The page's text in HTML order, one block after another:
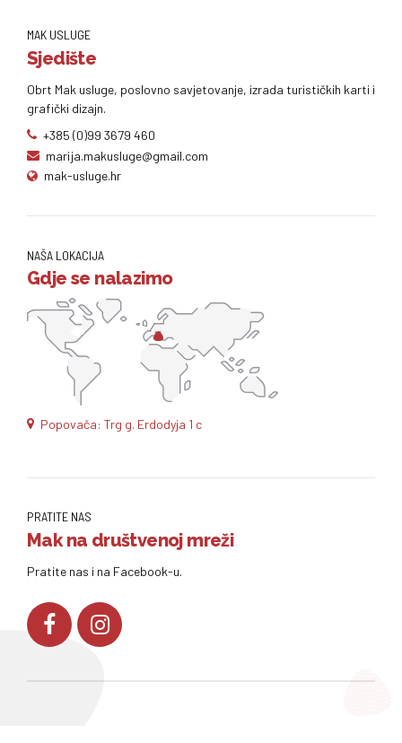
MAK USLUGE
Sjedište
Obrt Mak usluge, poslovno savjetovanje, izrada turističkih karti i
grafički dizajn.
+385 (0)99 3679 460
marija.makusluge@gmail.com
mak-usluge.hr
NAŠA LOKACIJA
Gdje se nalazimo
Popovača: Trg g. Erdodyja 1 c
PRATITE NAS
Mak na društvenoj mreži
Pratite nas i na Facebook-u.